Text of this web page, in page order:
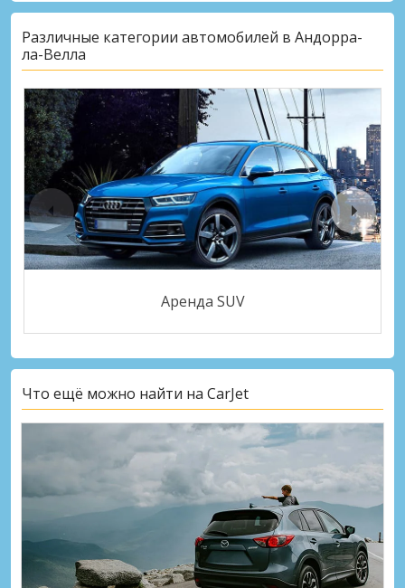
Различные категории автомобилей в Андорра-
ла-Велла
Аренда SUV
Что ещё можно найти на CarJet